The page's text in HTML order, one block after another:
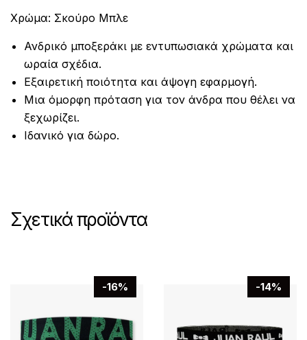
Χρώμα: Σκούρο Μπλε
Ανδρικό μποξεράκι με εντυπωσιακά χρώματα και
ωραία σχέδια.
Εξαιρετική ποιότητα και άψογη εφαρμογή.
Μια όμορφη πρόταση για τον άνδρα που θέλει να
ξεχωρίζει.
Ιδανικό για δώρο.
Σχετικά προϊόντα
-16% -14%